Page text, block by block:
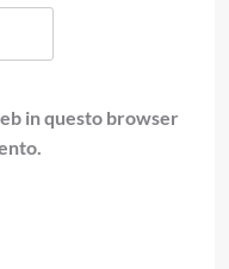
in questo browser